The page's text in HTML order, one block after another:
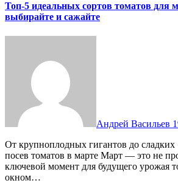
Топ-5 идеальных сортов томатов для
выбирайте и сажайте
Андрей Васильев
От крупноплодных гигантов до сладких «Черри» — начинаем
посев томатов в марте Март — это не
ключевой момент для будущего урожая
окном…